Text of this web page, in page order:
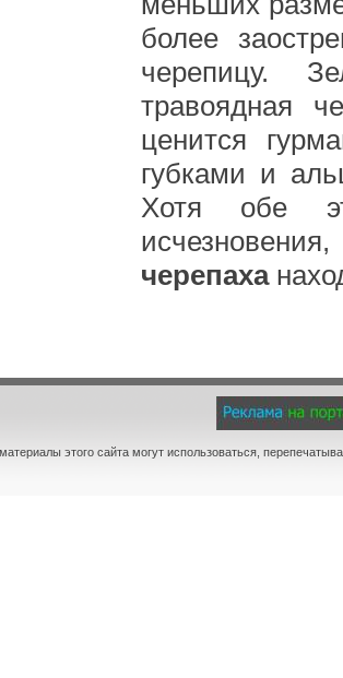
более
черепицу.
травоядная
ценится
губками и
Хотя обе
черепаха
этого сайта могут использоваться,